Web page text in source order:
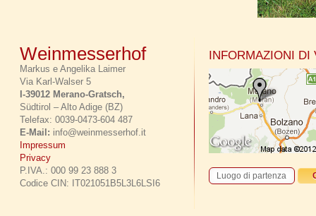
Weinmesserhof
Markus e Angelika Laimer
Via Karl-Walser 5
I-39012 Merano-Gratsch,
Südtirol – Alto Adige (BZ)
Telefax: 0039-0473-604 487
E-Mail: info@weinmesserhof.it
Impressum
Privacy
P.IVA.: 000 99 23 888 3
Codice CIN: IT021051B5L3L6LSI6
INFORMAZIONI DI